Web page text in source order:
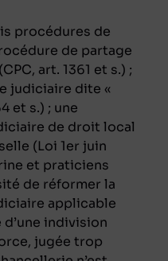
procédures de
de partage
art. 1361 et s.) ;
judiciaire dite «
et s.) ; une
de droit local
(Loi 1er juin
et praticiens
de réformer la
applicable
indivision
jugée trop